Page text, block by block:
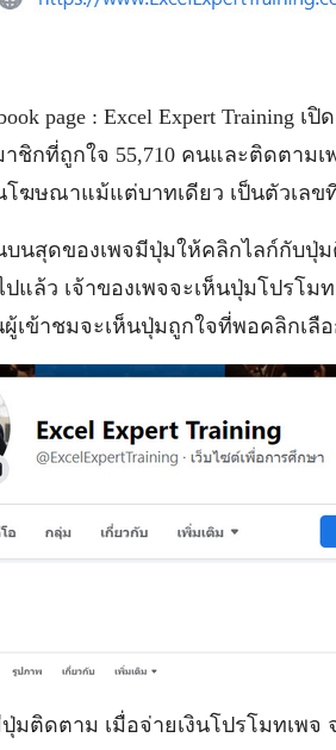
page : Excel Expert Training
ชิกที่ถูกใจ 55,710 คนและติดตามเ
โฆษณาแม้แต่บาทเดียว เป็นตัวเลขที่
บนสุดของเพจมีปุ่มให้คลิกไลก์กับปุ่
แล้ว เจ้าของเพจจะเห็นปุ่มโปรโม
เข้าชมจะเห็นปุ่มถูกใจที่พอคลิกเลื
มติดตาม เมื่อจ่ายเงินโปรโมทเพ